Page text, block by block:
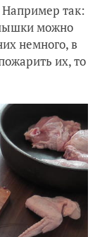
Например так:
можно
немного, в
их, то